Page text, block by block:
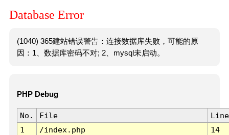
Database Error
(1040) 365建站错误警告：连接数据库失败，可能的原
因：1、数据库密码不对; 2、mysql未启动。
PHP Debug
No. File
Line
1
/index.php 14